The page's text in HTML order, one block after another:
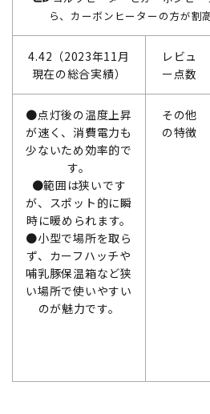
ら、カーボンヒーターの方が割
4.42（2023年11月
現在の総合実績）
レビュ
ー点数
●点灯後の温度上昇
が速く、消費電力も
少ないため効率的で
す。
●範囲は狭いです
が、スポット的に瞬
時に暖められます。
●小型で場所を取ら
ず、カーフハッチや
哺乳豚保温箱など狭
い場所で使いやすい
のが魅力です。
その他
の特徴